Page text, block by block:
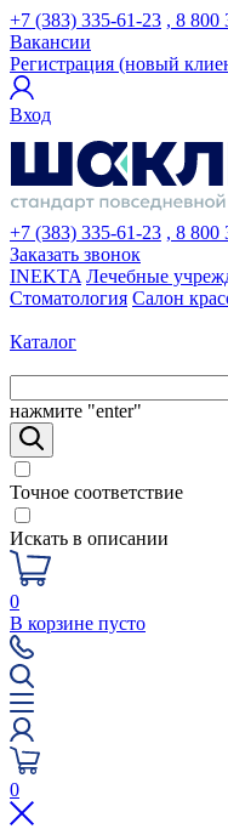
+7 (383) 335-61-23 , 8 800
Вакансии
Регистрация (новый
Вход
+7 (383) 335-61-23 , 8 800
Заказать звонок
INEKTA Лечебные
Стоматология Салон
Каталог
нажмите "enter"
Точное соответствие
Искать в описании
0
В корзине пусто
0